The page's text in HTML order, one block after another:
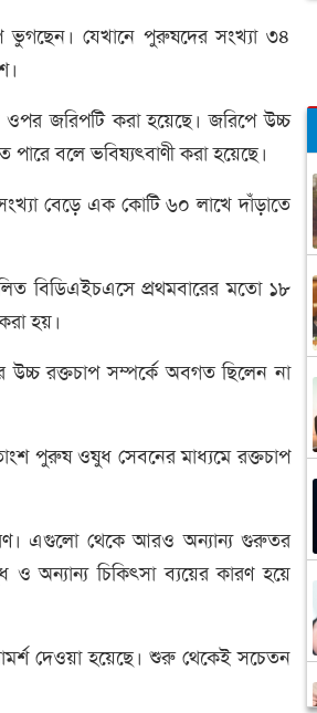
ভুগছেন। যেখানে পুরুষদের সংখ্যা ৩৪
ওপর জরিপটি করা হয়েছে। জরিপে উচ্চ
পারে বলে ভবিষ্যৎবাণী করা হয়েছে।
বেড়ে এক কোটি ৬০ লাখে দাঁড়াতে
বিডিএইচএসে প্রথমবারের মতো ১৮
হয়।
রক্তচাপ সম্পর্কে অবগত ছিলেন না
পুরুষ ওষুধ সেবনের মাধ্যমে রক্তচাপ
এগুলো থেকে আরও অন্যান্য গুরুতর
অন্যান্য চিকিৎসা ব্যয়ের কারণ হয়ে
দেওয়া হয়েছে। শুরু থেকেই সচেতন